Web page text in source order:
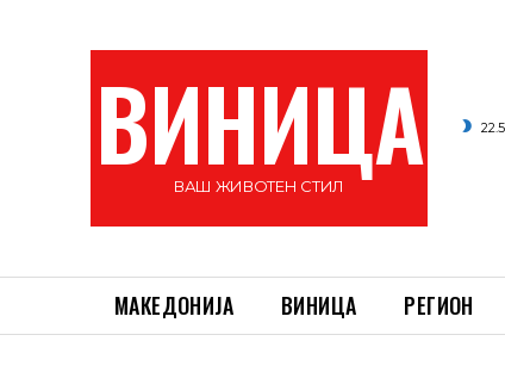
ВИНИЦА
ВАШ ЖИВОТЕН СТИЛ
22.5
МАКЕДОНИЈА ВИНИЦА РЕГИОН